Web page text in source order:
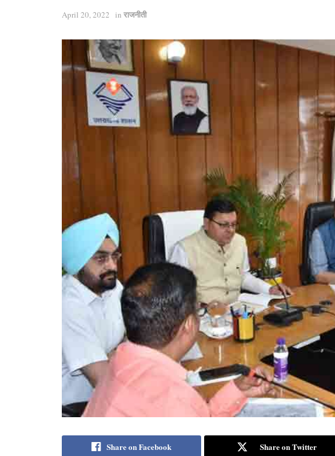
April 20, 2022 in राजनीती
Share on Facebook Share on Twitter